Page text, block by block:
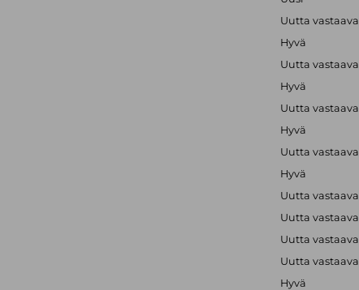
Uutta vastaava
Hyvä
Uutta vastaava
Hyvä
Uutta vastaava
Hyvä
Uutta vastaava
Hyvä
Uutta vastaava
Uutta vastaava
Uutta vastaava
Uutta vastaava
Hyvä